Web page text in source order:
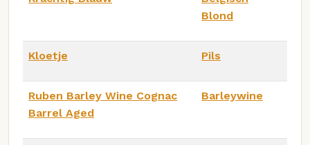
Blond
Kloetje Pils
Ruben Barley Wine Cognac
Barrel Aged
Barleywine